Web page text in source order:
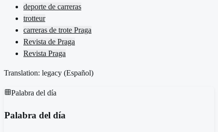
deporte de carreras
trotteur
carreras de trote Praga
Revista de Praga
Revista Praga
Translation: legacy (Español)
Palabra del día
Palabra del día